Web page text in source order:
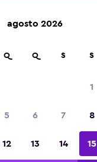
agosto 2026
Q Q S S
1
5 6 7 8
12 13 14 15